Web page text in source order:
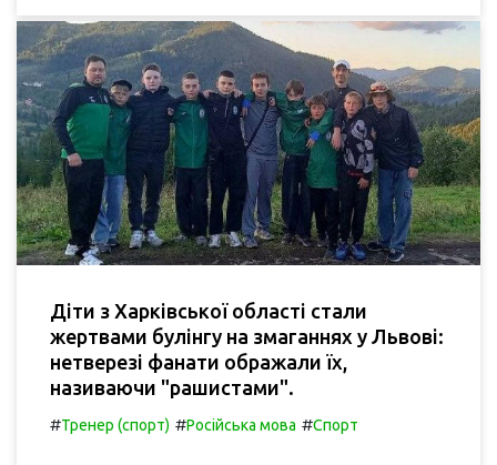
Діти з Харківської області стали
жертвами булінгу на змаганнях у Львові:
нетверезі фанати ображали їх,
називаючи "рашистами".
#Тренер (спорт) #Російська мова #Спорт